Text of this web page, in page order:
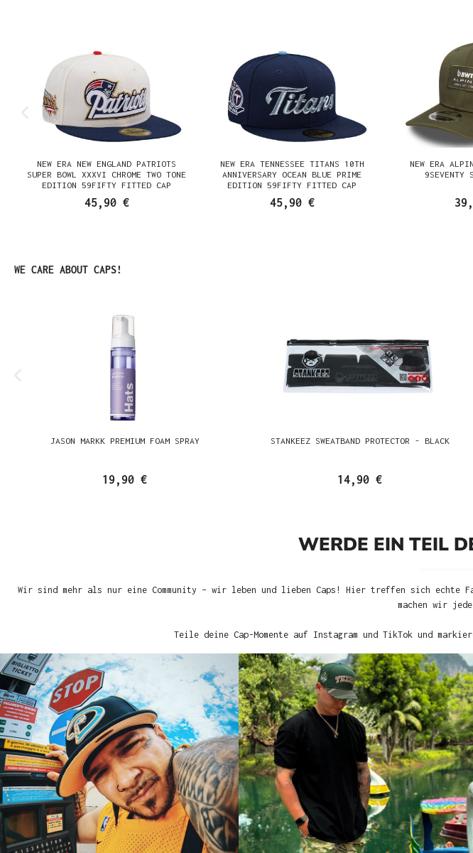
NEW ERA NEW ENGLAND PATRIOTS
SUPER BOWL XXXVI CHROME TWO TONE
EDITION 59FIFTY FITTED CAP
45,90 €
NEW ERA TENNESSEE TITANS 10TH
ANNIVERSARY OCEAN BLUE PRIME
EDITION 59FIFTY FITTED CAP
45,90 €
NEW ERA
9SEVENTY
Produktgalerie überspringen
WE CARE ABOUT CAPS!
JASON MARKK PREMIUM FOAM SPRAY
19,90 €
STANKEEZ SWEATBAND PROTECTOR - BLACK
14,90 €
WERDE EIN TEIL
Wir sind mehr als nur eine Community – wir leben und lieben Caps! Hier treffen sich echte
machen wir
Teile deine Cap-Momente auf Instagram und TikTok und